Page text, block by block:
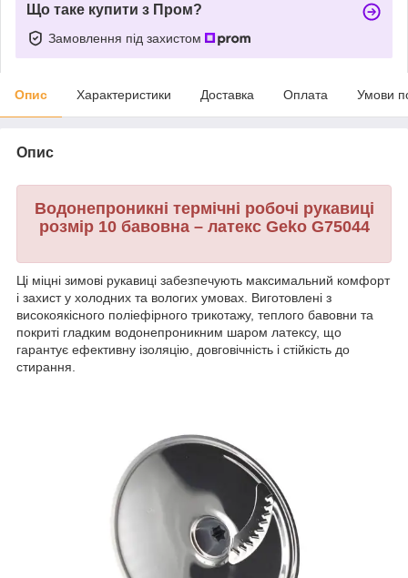
Що таке купити з Пром?
Замовлення під захистом
Опис Характеристики Доставка Оплата Умови
Опис
Водонепроникні термічні робочі рукавиці
розмір 10 бавовна – латекс Geko G75044
Ці міцні зимові рукавиці забезпечують максимальний комфорт
і захист у холодних та вологих умовах. Виготовлені з
високоякісного поліефірного трикотажу, теплого бавовни та
покриті гладким водонепроникним шаром латексу, що
гарантує ефективну ізоляцію, довговічність і стійкість до
стирання.